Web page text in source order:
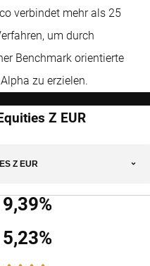
verbindet mehr als 25
um durch
Benchmark orientierte
zu erzielen.
Z EUR
Z EUR